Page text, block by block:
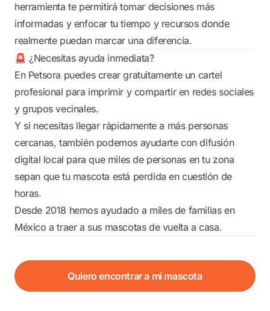
herramienta te permitirá tomar decisiones más
informadas y enfocar tu tiempo y recursos donde
realmente puedan marcar una diferencia.
🚨 ¿Necesitas ayuda inmediata?
En Petsora puedes crear gratuitamente un cartel
profesional para imprimir y compartir en redes sociales
y grupos vecinales.
Y si necesitas llegar rápidamente a más personas
cercanas, también podemos ayudarte con difusión
digital local para que miles de personas en tu zona
sepan que tu mascota está perdida en cuestión de
horas.
Desde 2018 hemos ayudado a miles de familias en
México a traer a sus mascotas de vuelta a casa.
Quiero encontrar a mi mascota